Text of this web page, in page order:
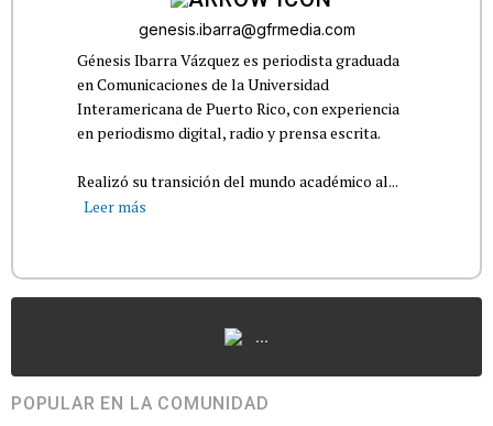
genesis.ibarra@gfrmedia.com
Génesis Ibarra Vázquez es periodista graduada
en Comunicaciones de la Universidad
Interamericana de Puerto Rico, con experiencia
en periodismo digital, radio y prensa escrita.
Realizó su transición del mundo académico al...
Leer más
...
POPULAR EN LA COMUNIDAD